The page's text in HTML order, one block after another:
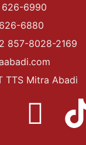
626-6990
6880
857-8028-2169
TTS Mitra Abadi